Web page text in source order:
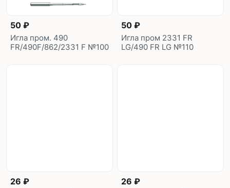
50 ₽
Игла пром. 490
FR/490F/862/2331 F №100
50 ₽
Игла пром 2331 FR
LG/490 FR LG №110
26 ₽ 26 ₽